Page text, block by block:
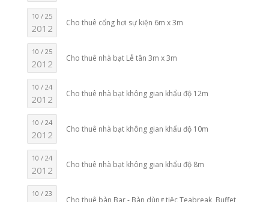
10 / 25
2012 Cho thuê cổng hơi sự kiện 6m x 3m
10 / 25
2012 Cho thuê nhà bạt Lễ tân 3m x 3m
10 / 24
2012 Cho thuê nhà bạt không gian khẩu độ 12m
10 / 24
2012 Cho thuê nhà bạt không gian khẩu độ 10m
10 / 24
2012 Cho thuê nhà bạt không gian khẩu độ 8m
10 / 23
Cho thuê bàn Bar - Bàn dùng tiệc Teabreak, Buffet